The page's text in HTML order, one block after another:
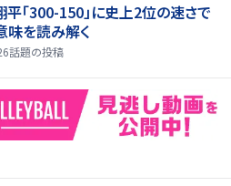
平「300-150」に史上2位の速さで
味を読み解く
話題の投稿